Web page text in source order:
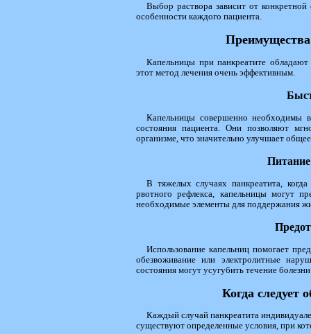
Выбор раствора зависит от
особенности каждого пациента.
Капельницы при панкреатите
этот метод лечения очень эффективным.
Капельницы совершенно необходимы
состояния пациента. Они позволяют
организме, что значительно улучшает
В тяжелых случаях панкреатита,
рвотного рефлекса, капельницы могут
необходимые элементы для поддержания
Использование капельниц помогает
обезвоживание или электролитные
состояния могут усугубить течение
Когда следует
Каждый случай панкреатита
существуют определенные условия, при